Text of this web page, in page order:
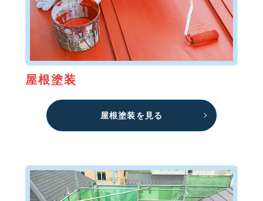
屋根塗装
屋根塗装を見る